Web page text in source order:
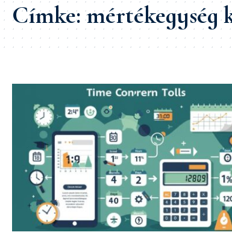
Címke:mértékegység